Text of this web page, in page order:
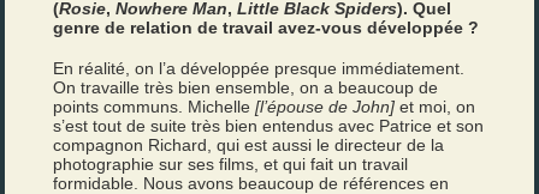
(Rosie,Nowhere Man,Little Black Spiders). Quel
genre de relation de travail avez-vous développée ?
En réalité, on l’a développée presque immédiatement.
On travaille très bien ensemble, on a beaucoup de
points communs. Michelle[l’épouse de John] et moi, on
s’est tout de suite très bien entendus avec Patrice et son
compagnon Richard, qui est aussi le directeur de la
photographie sur ses films, et qui fait un travail
formidable. Nous avons beaucoup de références en